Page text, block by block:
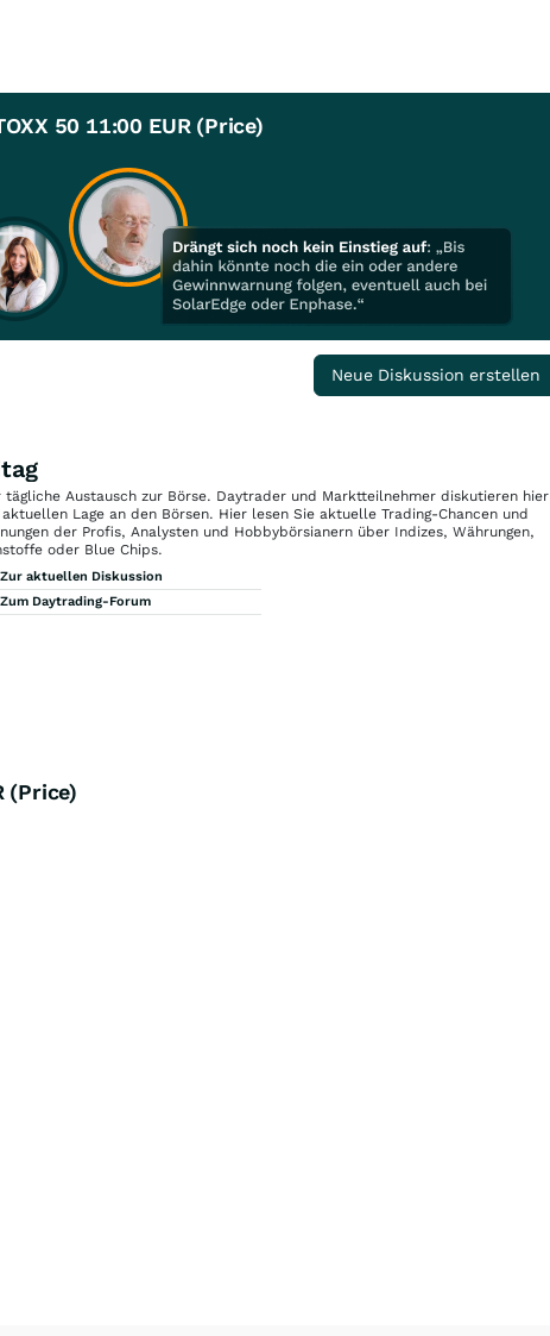
50 11:00 EUR (Price)
Neue Diskussion erstellen
tägliche Austausch zur Börse. Daytrader und Marktteilnehmer diskutieren hier
Lage an den Börsen. Hier lesen Sie aktuelle Trading-Chancen und
der Profis, Analysten und Hobbybörsianern über Indizes, Währungen,
oder Blue Chips.
Zur aktuellen Diskussion
Zum Daytrading-Forum
(Price)